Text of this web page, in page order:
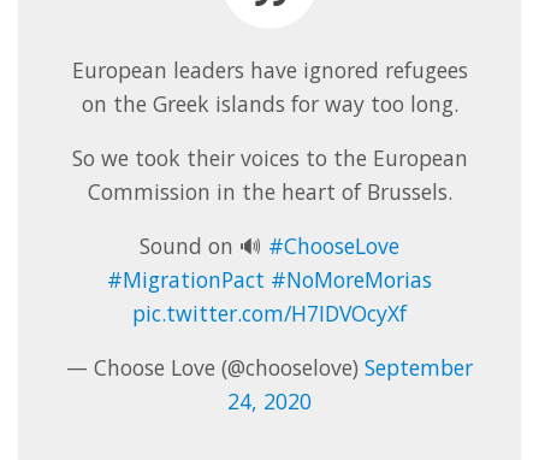
European leaders have ignored refugees
on the Greek islands for way too long.
So we took their voices to the European
Commission in the heart of Brussels.
Sound on 🔊 #ChooseLove
#MigrationPact #NoMoreMorias
pic.twitter.com/H7IDVOcyXf
— Choose Love (@chooselove) September
24, 2020